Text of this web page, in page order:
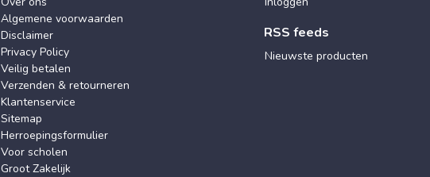
Algemene voorwaarden
Disclaimer
Privacy Policy
Veilig betalen
Verzenden & retourneren
Klantenservice
Sitemap
Herroepingsformulier
Voor scholen
Groot Zakelijk
RSS feeds
Nieuwste producten